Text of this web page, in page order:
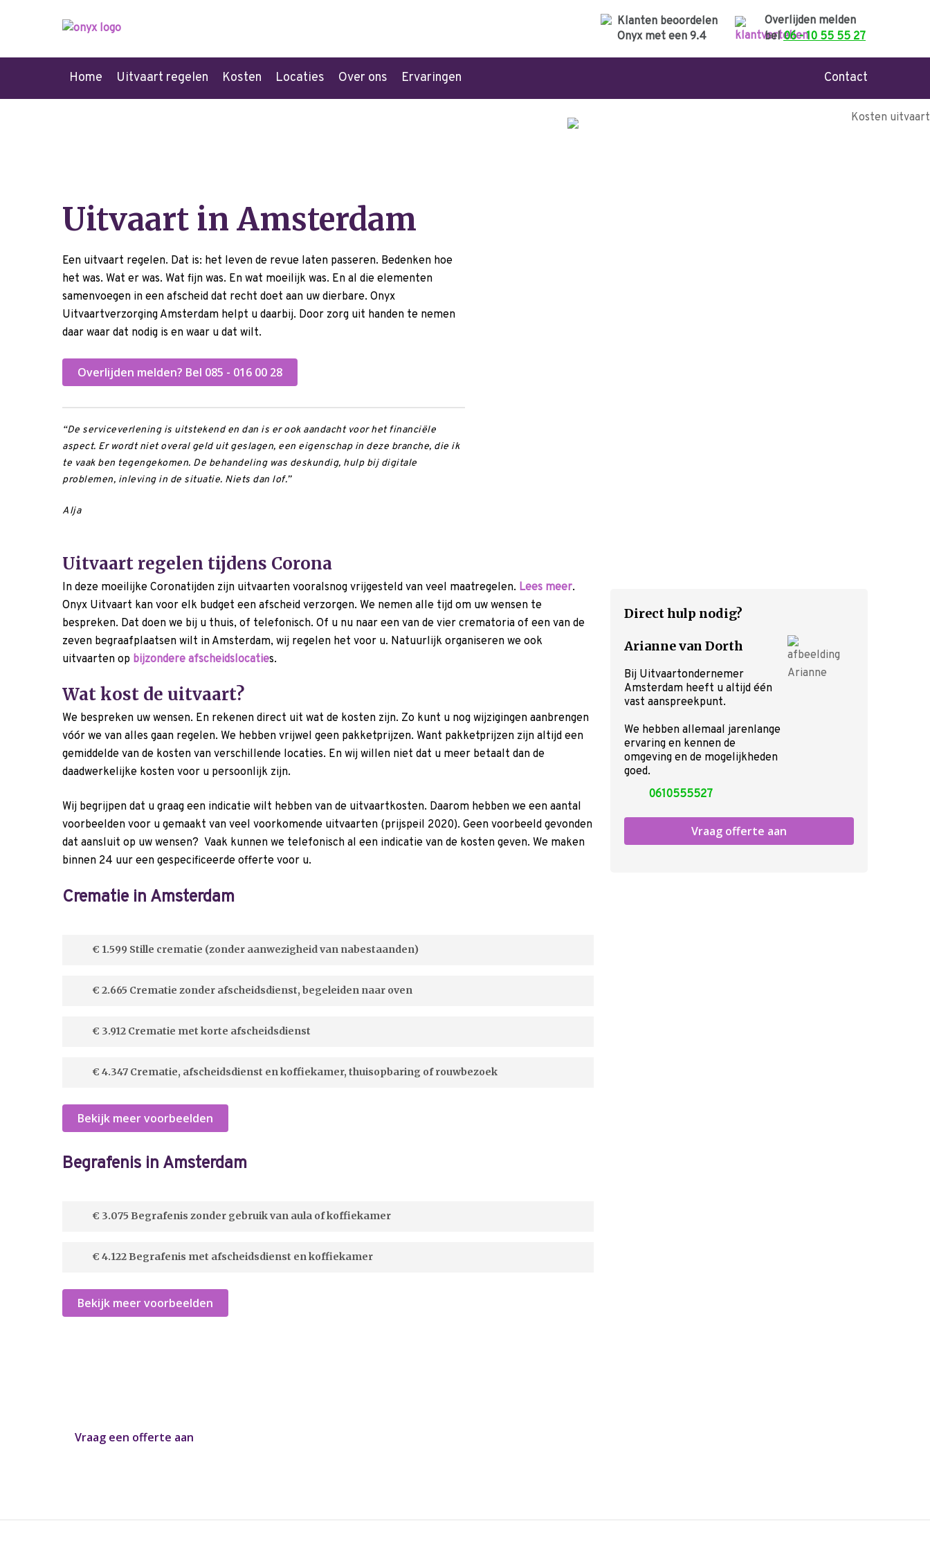
Overlijden melden
bel06 - 10 55 55 27
Klanten beoordelen
Onyx met een 9.4
Home Uitvaart regelen Kosten Locaties Over ons Ervaringen Contact
Uitvaart in Amsterdam
Een uitvaart regelen. Dat is: het leven de revue laten passeren. Bedenken hoe
het was. Wat er was. Wat fijn was. En wat moeilijk was. En al die elementen
samenvoegen in een afscheid dat recht doet aan uw dierbare. Onyx
Uitvaartverzorging Amsterdam helpt u daarbij. Door zorg uit handen te nemen
daar waar dat nodig is en waar u dat wilt.
Overlijden melden? Bel 085 - 016 00 28
“De serviceverlening is uitstekend en dan is er ook aandacht voor het financiële
aspect. Er wordt niet overal geld uit geslagen, een eigenschap in deze branche, die ik
te vaak ben tegengekomen. De behandeling was deskundig, hulp bij digitale
problemen, inleving in de situatie. Niets dan lof.”
Alja
Uitvaart regelen tijdens Corona
In deze moeilijke Coronatijden zijn uitvaarten vooralsnog vrijgesteld van veel maatregelen. Lees meer.
Onyx Uitvaart kan voor elk budget een afscheid verzorgen. We nemen alle tijd om uw wensen te
bespreken. Dat doen we bij u thuis, of telefonisch. Of u nu naar een van de vier crematoria of een van de
zeven begraafplaatsen wilt in Amsterdam, wij regelen het voor u. Natuurlijk organiseren we ook
uitvaarten op bijzondere afscheidslocaties.
Wat kost de uitvaart?
We bespreken uw wensen. En rekenen direct uit wat de kosten zijn. Zo kunt u nog wijzigingen aanbrengen
vóór we van alles gaan regelen. We hebben vrijwel geen pakketprijzen. Want pakketprijzen zijn altijd een
gemiddelde van de kosten van verschillende locaties. En wij willen niet dat u meer betaalt dan de
daadwerkelijke kosten voor u persoonlijk zijn.
Wij begrijpen dat u graag een indicatie wilt hebben van de uitvaartkosten. Daarom hebben we een aantal
voorbeelden voor u gemaakt van veel voorkomende uitvaarten (prijspeil 2020). Geen voorbeeld gevonden
dat aansluit op uw wensen? Vaak kunnen we telefonisch al een indicatie van de kosten geven. We maken
binnen 24 uur een gespecificeerde offerte voor u.
Crematie in Amsterdam
€ 1.599 Stille crematie (zonder aanwezigheid van nabestaanden)
€ 2.665 Crematie zonder afscheidsdienst, begeleiden naar oven
€ 3.912 Crematie met korte afscheidsdienst
€ 4.347 Crematie, afscheidsdienst en koffiekamer, thuisopbaring of rouwbezoek
Bekijk meer voorbeelden
Begrafenis in Amsterdam
€ 3.075 Begrafenis zonder gebruik van aula of koffiekamer
€ 4.122 Begrafenis met afscheidsdienst en koffiekamer
Bekijk meer voorbeelden
Vraag een offerte aan
Direct hulp nodig?
Arianne van Dorth
Bij Uitvaartondernemer
Amsterdam heeft u altijd één
vast aanspreekpunt.
We hebben allemaal jarenlange
ervaring en kennen de
omgeving en de mogelijkheden
goed.
0610555527
Vraag offerte aan
Voor de uitvaart
Uitvaart regelen
Overlijden melden